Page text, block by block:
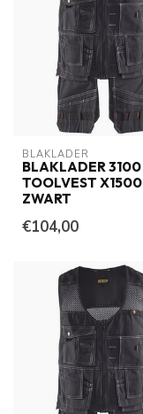
BLAKLADER
BLAKLADER 3100
TOOLVEST X1500
ZWART
€104,00